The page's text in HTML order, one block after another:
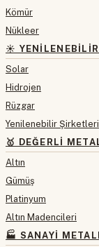
Kömür
Nükleer
☀️ YENILENEBILIR
Solar
Hidrojen
Rüzgar
Yenilenebilir Şirketleri
🥇 DEĞERLI
Altın
Gümüş
Platinyum
Altın Madencileri
🏭 SANAYI